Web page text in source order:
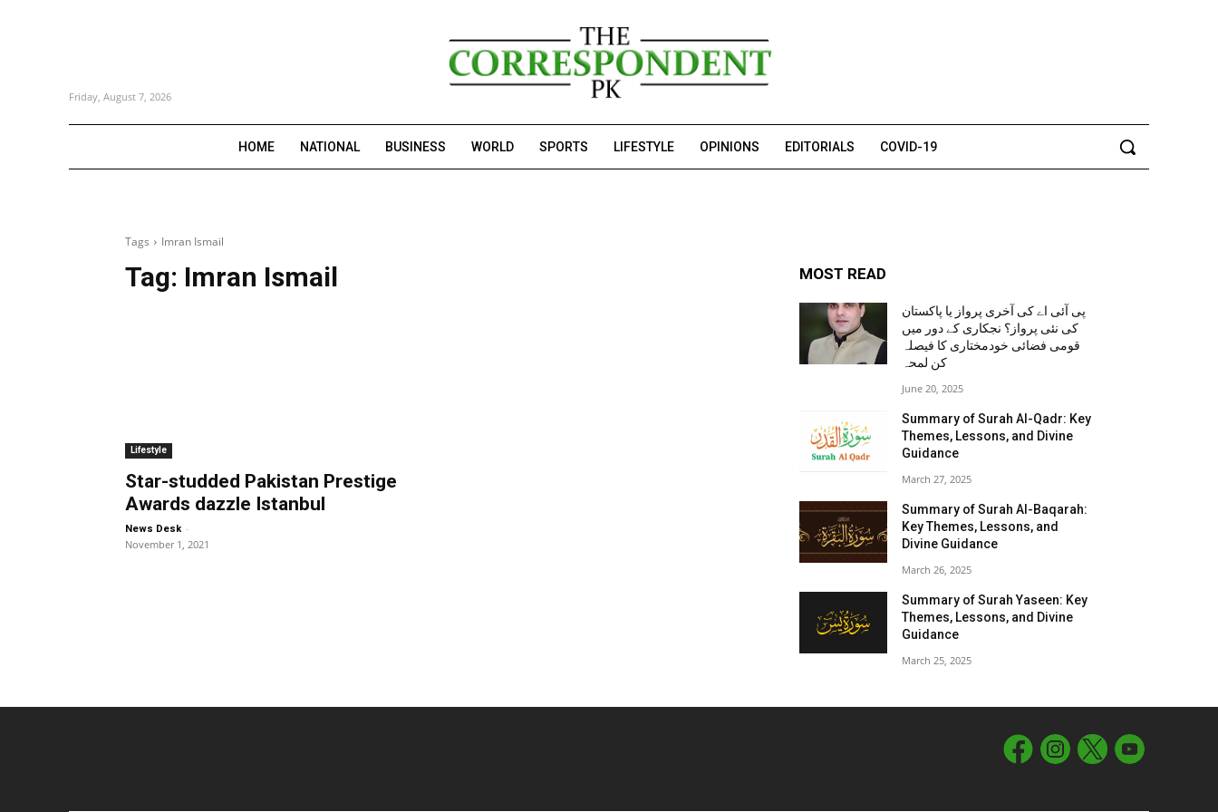
Friday, August 7, 2026
HOME NATIONAL BUSINESS WORLD SPORTS LIFESTYLE OPINIONS EDITORIALS COVID-19
Tags Imran Ismail
Tag: Imran Ismail
Lifestyle
Star-studded Pakistan Prestige
Awards dazzle Istanbul
News Desk -
November 1, 2021
MOST READ
پی آئی اے کی آخری پرواز یا پاکستان
کی نئی پرواز؟ نجکاری کے دور میں
قومی فضائی خودمختاری کا فیصلہ
کن لمحہ
June 20, 2025
Summary of Surah Al-Qadr: Key
Themes, Lessons, and Divine
Guidance
March 27, 2025
Summary of Surah Al-Baqarah:
Key Themes, Lessons, and
Divine Guidance
March 26, 2025
Summary of Surah Yaseen: Key
Themes, Lessons, and Divine
Guidance
March 25, 2025